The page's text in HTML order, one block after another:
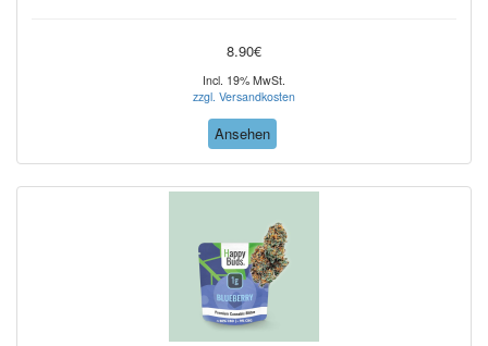
8.90€
Incl. 19% MwSt.
zzgl. Versandkosten
Ansehen